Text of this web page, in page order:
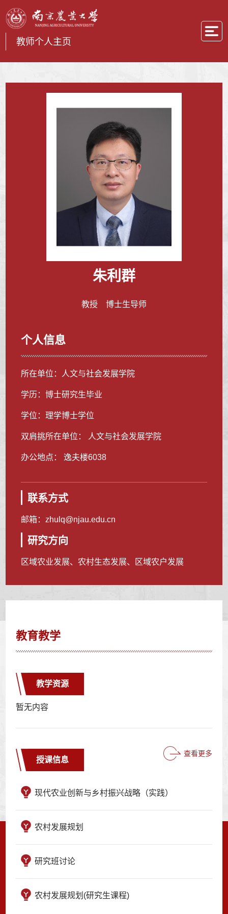
教师个人主页
朱利群
教授 博士生导师
个人信息
所在单位：人文与社会发展学院
学历：博士研究生毕业
学位：理学博士学位
双肩挑所在单位： 人文与社会发展学院
办公地点： 逸夫楼6038
联系方式
邮箱： zhulq@njau.edu.cn
研究方向
区域农业发展、农村生态发展、区域农户发展
教育教学
教学资源
暂无内容
授课信息
查看更多
现代农业创新与乡村振兴战略（实践）
农村发展规划
研究班讨论
农村发展规划(研究生课程)